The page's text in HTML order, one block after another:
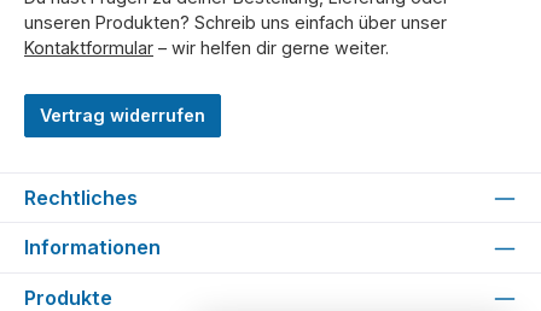
unseren Produkten? Schreib uns einfach über unser
Kontaktformular – wir helfen dir gerne weiter.
Vertrag widerrufen
Rechtliches
Informationen
Produkte